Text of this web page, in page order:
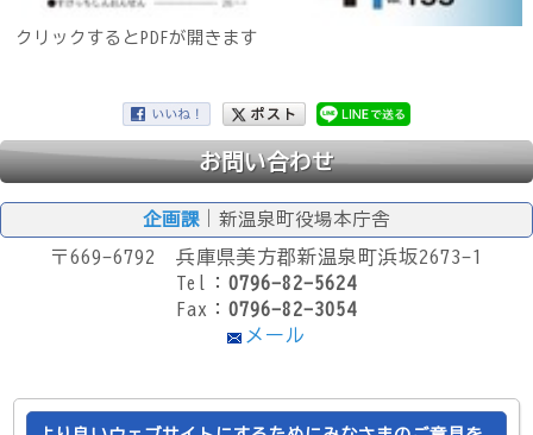
クリックするとPDFが開きます
お問い合わせ
企画課 ｜新温泉町役場本庁舎
〒669-6792 兵庫県美方郡新温泉町浜坂2673-1
Tel： 0796-82-5624
Fax： 0796-82-3054
メール